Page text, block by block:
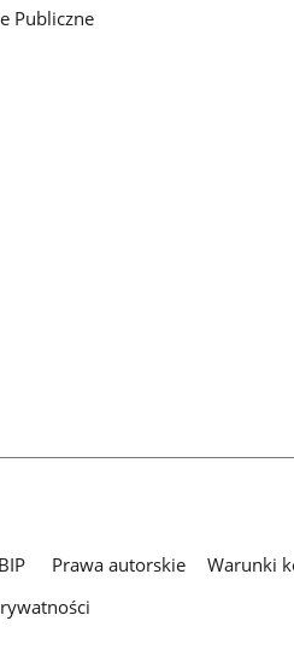
Publiczne
BIP Prawa autorskie Warunki